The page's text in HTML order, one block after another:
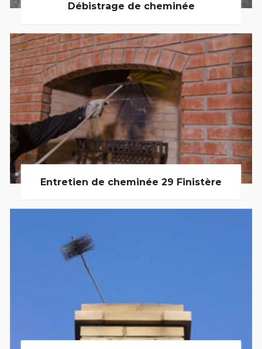
Débistrage de cheminée
Entretien de cheminée 29 Finistère